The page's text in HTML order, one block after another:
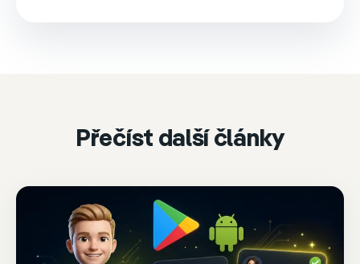
Přečíst další články